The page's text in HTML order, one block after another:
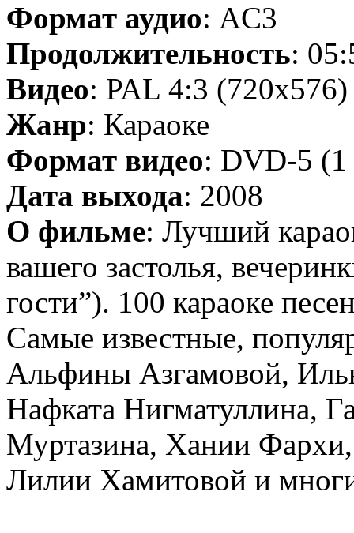
Формат аудио: AC3
Продолжительность:
Видео: PAL 4:3 (720x576)
Жанр: Караоке
Формат видео: DVD-5 (1
Дата выхода: 2008
О фильме: Лучший
вашего застолья,
гости”). 100 караоке
Самые известные,
Альфины Азгамовой,
Нафката Нигматуллина,
Муртазина, Хании
Лилии Хамитовой и